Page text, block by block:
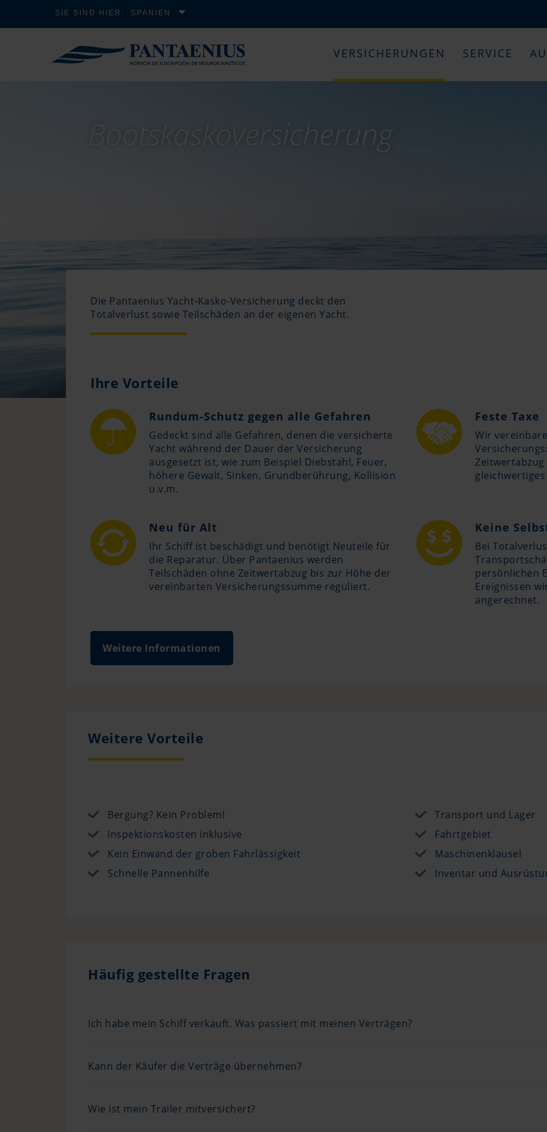
SIE SIND HIER: SPANIEN
VERSICHERUNGEN SERVICE
Bootskaskoversicherung
Die Pantaenius Yacht-Kasko-Versicherung deckt den
Totalverlust sowie Teilschäden an der eigenen Yacht.
Ihre Vorteile
Rundum-Schutz gegen alle Gefahren
Gedeckt sind alle Gefahren, denen die versicherte
Yacht während der Dauer der Versicherung
ausgesetzt ist, wie zum Beispiel Diebstahl, Feuer,
höhere Gewalt, Sinken, Grundberührung, Kollision
u.v.m.
Feste Taxe
Wir
Neu für Alt
Ihr Schiff ist beschädigt und benötigt Neuteile für
die Reparatur. Über Pantaenius werden
Teilschäden ohne Zeitwertabzug bis zur Höhe der
vereinbarten Versicherungssumme reguliert.
Keine
Bei
persönlichen
Ereignissen
angerechnet.
Weitere Informationen
Weitere Vorteile
Bergung? Kein Problem!
Inspektionskosten inklusive
Kein Einwand der groben Fahrlässigkeit
Schnelle Pannenhilfe
Transport und Lager
Fahrtgebiet
Maschinenklausel
Inventar und
Häufig gestellte Fragen
Ich habe mein Schiff verkauft. Was passiert mit meinen Verträgen?
Kann der Käufer die Verträge übernehmen?
Wie ist mein Trailer mitversichert?